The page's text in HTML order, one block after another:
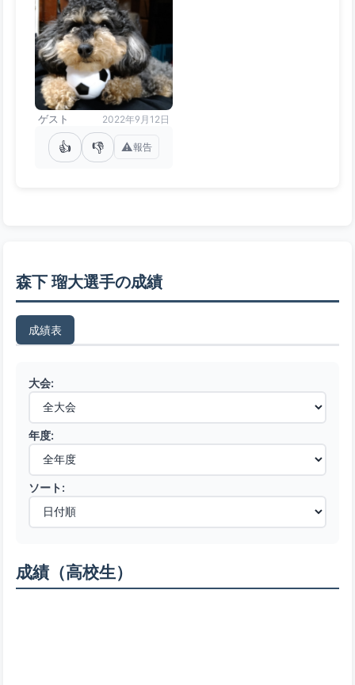
ゲスト 2022年9月12日
👍 👎 ⚠️報告
森下 瑠大選手の成績
成績表
大会:
年度:
ソート:
成績（高校生）